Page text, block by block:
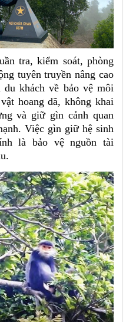
tra, kiểm soát, phòng
tuyên truyền nâng cao
khách về bảo vệ môi
hoang dã, không khai
và giữ gìn cảnh quan
Việc gìn giữ hệ sinh
là bảo vệ nguồn tài